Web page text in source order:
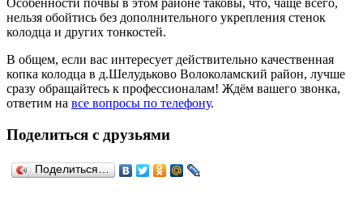
Особенности почвы в этом районе таковы, что, чаще всего,
нельзя обойтись без дополнительного укрепления стенок
колодца и других тонкостей.
В общем, если вас интересует действительно качественная
копка колодца в д.Шелудьково Волоколамский район, лучше
сразу обращайтесь к профессионалам! Ждём вашего звонка,
ответим на все вопросы по телефону.
Поделиться с друзьями
Поделиться…